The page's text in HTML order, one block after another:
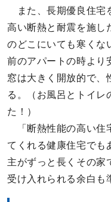
また、長期優良住宅
高い断熱と耐震を施し
のどこにいても寒くな
前のアパートの時より
窓は大きく開放的で、
る。（お風呂とトイレ
た！）
「断熱性能の高い住
てくれる健康住宅でも
主がずっと長くその家
受け入れられる余白も